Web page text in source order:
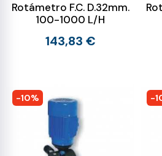
Rotámetro F.C. D.32mm.
100-1000 L/H
143,83 €
-10% -